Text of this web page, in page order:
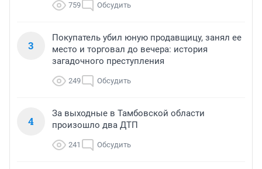
759 Обсудить
3
Покупатель убил юную продавщицу, занял ее
место и торговал до вечера: история
загадочного преступления
249 Обсудить
4
За выходные в Тамбовской области
произошло два ДТП
241 Обсудить